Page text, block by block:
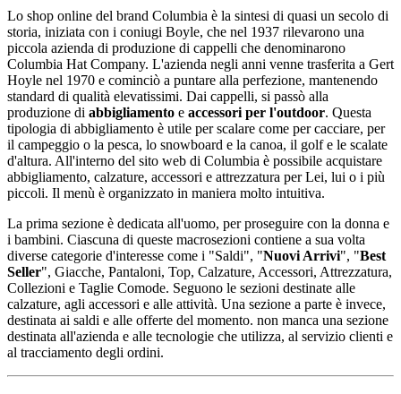
Lo shop online del brand Columbia è la sintesi di quasi un secolo di
storia, iniziata con i coniugi Boyle, che nel 1937 rilevarono una
piccola azienda di produzione di cappelli che denominarono
Columbia Hat Company. L'azienda negli anni venne trasferita a Gert
Hoyle nel 1970 e cominciò a puntare alla perfezione, mantenendo
standard di qualità elevatissimi. Dai cappelli, si passò alla
produzione di abbigliamento e accessori per l'outdoor. Questa
tipologia di abbigliamento è utile per scalare come per cacciare, per
il campeggio o la pesca, lo snowboard e la canoa, il golf e le scalate
d'altura. All'interno del sito web di Columbia è possibile acquistare
abbigliamento, calzature, accessori e attrezzatura per Lei, lui o i più
piccoli. Il menù è organizzato in maniera molto intuitiva.
La prima sezione è dedicata all'uomo, per proseguire con la donna e
i bambini. Ciascuna di queste macrosezioni contiene a sua volta
diverse categorie d'interesse come i "Saldi", "Nuovi Arrivi", "Best
Seller", Giacche, Pantaloni, Top, Calzature, Accessori, Attrezzatura,
Collezioni e Taglie Comode. Seguono le sezioni destinate alle
calzature, agli accessori e alle attività. Una sezione a parte è invece,
destinata ai saldi e alle offerte del momento. non manca una sezione
destinata all'azienda e alle tecnologie che utilizza, al servizio clienti e
al tracciamento degli ordini.